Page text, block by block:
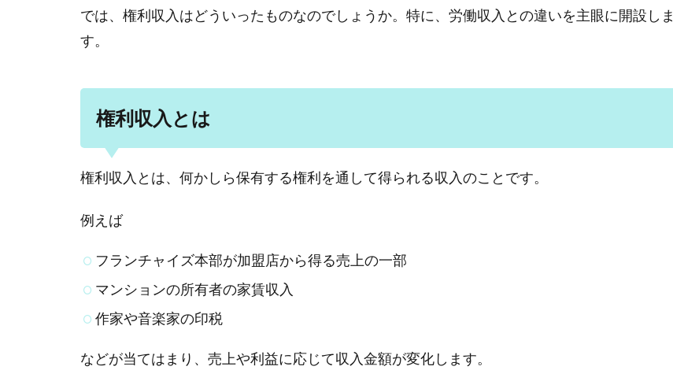
では、権利収入はどういったものなのでしょうか。特に、労働収入との違いを主眼に開設しま
す。
権利収入とは
権利収入とは、何かしら保有する権利を通して得られる収入のことです。
例えば
フランチャイズ本部が加盟店から得る売上の一部
マンションの所有者の家賃収入
作家や音楽家の印税
などが当てはまり、売上や利益に応じて収入金額が変化します。